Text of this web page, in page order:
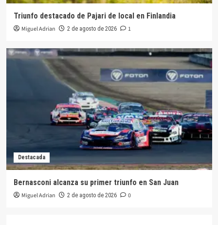
Triunfo destacado de Pajari de local en Finlandia
Miguel Adrian 2 de agosto de 2026 1
Destacada
Bernasconi alcanza su primer triunfo en San Juan
Miguel Adrian 2 de agosto de 2026 0